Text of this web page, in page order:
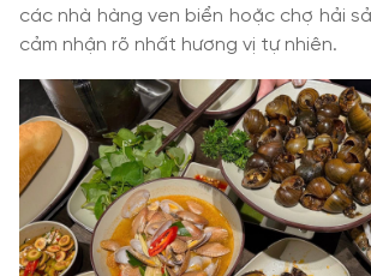
các nhà hàng ven biển hoặc chợ hải
cảm nhận rõ nhất hương vị tự nhiên.